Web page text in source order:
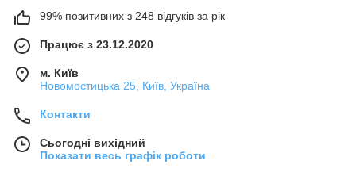
99% позитивних з 248 відгуків за рік
Працює з 23.12.2020
м. Київ
Новомостицька 25, Київ, Україна
Контакти
Сьогодні вихідний
Показати весь графік роботи